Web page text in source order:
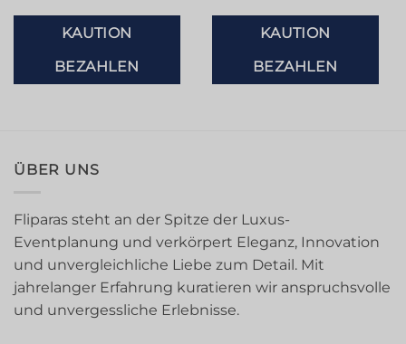
KAUTION
BEZAHLEN
KAUTION
BEZAHLEN
ÜBER UNS
Fliparas steht an der Spitze der Luxus-
Eventplanung und verkörpert Eleganz, Innovation
und unvergleichliche Liebe zum Detail. Mit
jahrelanger Erfahrung kuratieren wir anspruchsvolle
und unvergessliche Erlebnisse.